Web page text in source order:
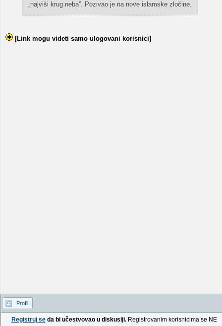
„najviši krug neba”. Pozivao je na nove islamske zločine.
[Link mogu videti samo ulogovani korisnici]
Profil
Registruj seda bi učestvovao u diskusiji.Registrovanim korisnicima se NE